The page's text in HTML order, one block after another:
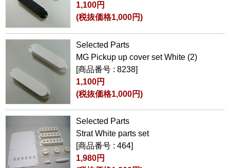
1,100円
(税抜価格1,000円)
Selected Parts
MG Pickup up cover set White (2)
[商品番号 : 8238]
1,100円
(税抜価格1,000円)
Selected Parts
Strat White parts set
[商品番号 : 464]
1,980円